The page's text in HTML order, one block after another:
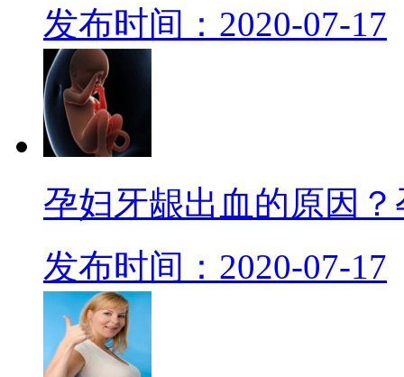
发布时间：2020-07-17
孕妇牙龈出血的原因
发布时间：2020-07-17